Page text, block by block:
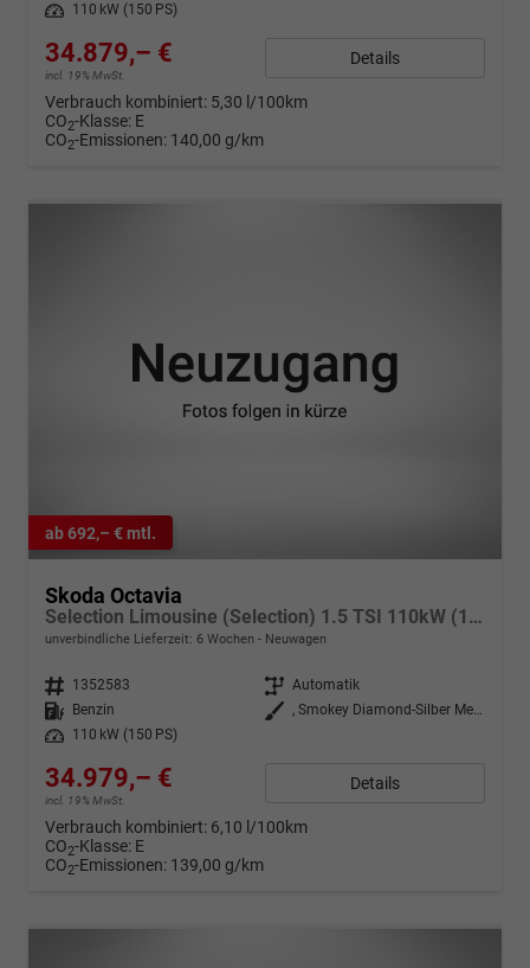
Leistung
110 kW (150 PS)
34.879,– €
incl. 19% MwSt.
Details
Verbrauch kombiniert: 5,30 l/100km
CO2-Klasse: E
CO2-Emissionen: 140,00 g/km
ab 692,– € mtl.
Skoda Octavia
Selection Limousine (Selection) 1.5 TSI 110kW (150 PS) 7-Gang DSG
unverbindliche Lieferzeit: 6 Wochen Neuwagen
Fahrzeugnr. 1352583 Getriebe Automatik
Kraftstoff
Benzin Außenfarbe
, Smokey Diamond-Silber Metallic (B3)
Leistung
110 kW (150 PS)
34.979,– €
incl. 19% MwSt.
Details
Verbrauch kombiniert: 6,10 l/100km
CO2-Klasse: E
CO2-Emissionen: 139,00 g/km